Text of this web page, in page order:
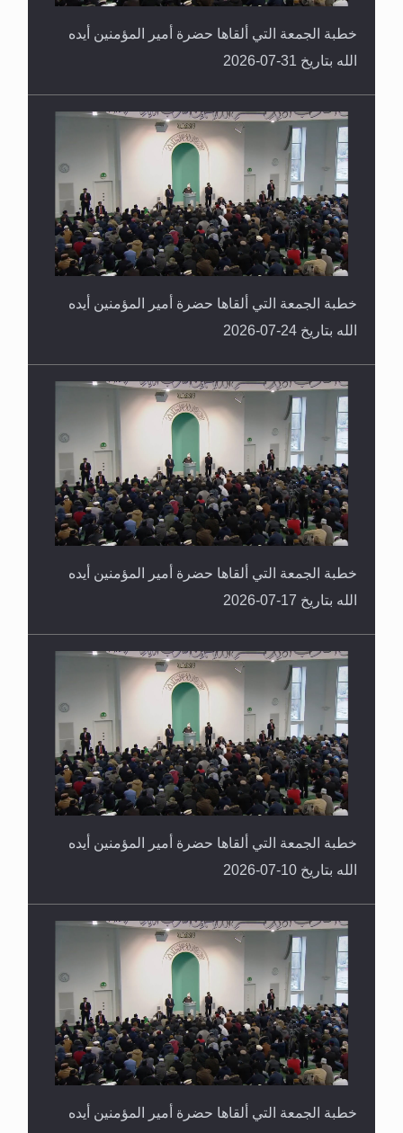
خطبة الجمعة التي ألقاها حضرة أمير المؤمنين أيده
الله بتاريخ 31-07-2026
خطبة الجمعة التي ألقاها حضرة أمير المؤمنين أيده
الله بتاريخ 24-07-2026
خطبة الجمعة التي ألقاها حضرة أمير المؤمنين أيده
الله بتاريخ 17-07-2026
خطبة الجمعة التي ألقاها حضرة أمير المؤمنين أيده
الله بتاريخ 10-07-2026
خطبة الجمعة التي ألقاها حضرة أمير المؤمنين أيده